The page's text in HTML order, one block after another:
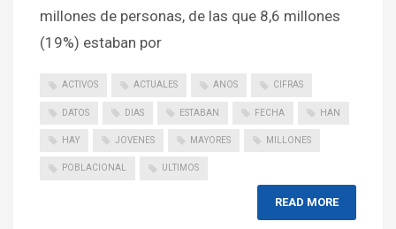
millones de personas, de las que 8,6 millones
(19%) estaban por
ACTIVOS ACTUALES ANOS CIFRAS
DATOS DIAS ESTABAN FECHA HAN
HAY JOVENES MAYORES MILLONES
POBLACIONAL ULTIMOS
READ MORE